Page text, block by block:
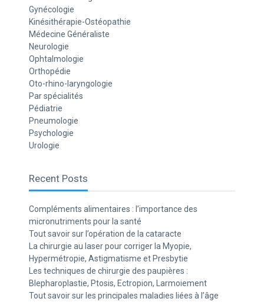
Gynécologie
Kinésithérapie-Ostéopathie
Médecine Généraliste
Neurologie
Ophtalmologie
Orthopédie
Oto-rhino-laryngologie
Par spécialités
Pédiatrie
Pneumologie
Psychologie
Urologie
Recent Posts
Compléments alimentaires : l’importance des
micronutriments pour la santé
Tout savoir sur l’opération de la cataracte
La chirurgie au laser pour corriger la Myopie,
Hypermétropie, Astigmatisme et Presbytie
Les techniques de chirurgie des paupières :
Blepharoplastie, Ptosis, Ectropion, Larmoiement
Tout savoir sur les principales maladies liées à l’âge